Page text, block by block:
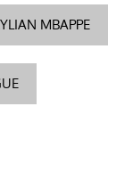
MBAPPE